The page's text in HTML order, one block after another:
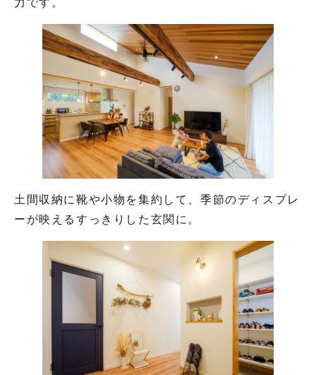
力です。
土間収納に靴や小物を集約して、季節のディスプレ
ーが映えるすっきりした玄関に。